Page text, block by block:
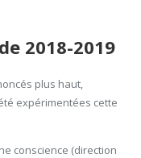
2018-2019
plus haut,
expérimentées cette
conscience (direction